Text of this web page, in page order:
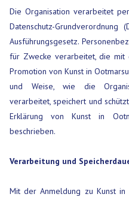
Die Organisation verarbeitet
Datenschutz-Grundverordnung
Ausführungsgesetz.
für Zwecke verarbeitet, die mit
Promotion von Kunst in
und Weise, wie die
verarbeitet, speichert und
Erklärung von Kunst in
beschrieben.
Verarbeitung und
Mit der Anmeldung zu Kunst